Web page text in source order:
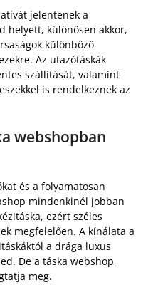
jelentenek a
helyett, különösen akkor,
különböző
Az utazótáskák
szállítását, valamint
is rendelkeznek az
webshopban
és a folyamatosan
mindenkinél jobban
ezért széles
megfelelően. A kínálata a
a drága luxus
De a táska webshop
meg.